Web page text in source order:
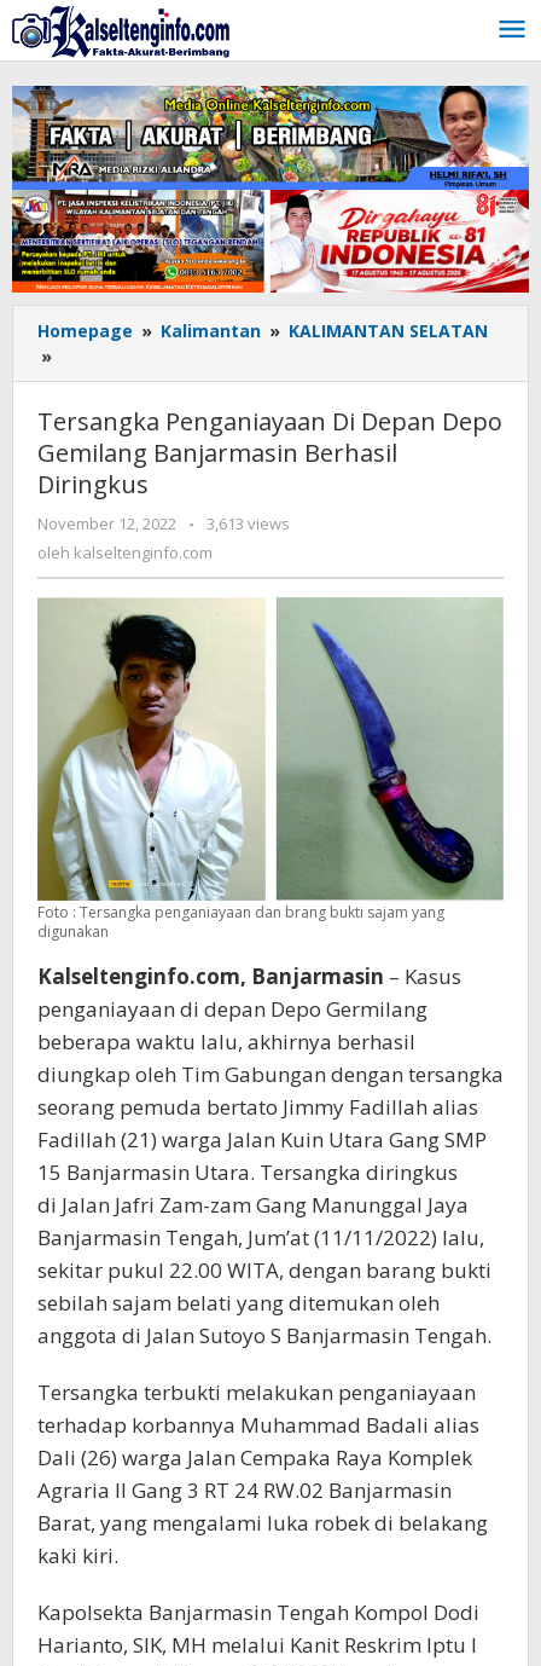
Lewati
ke
konten
Homepage » Kalimantan » KALIMANTAN SELATAN
»
Penganiayaan
Depan
Depo
Gemilang
Berhasil
Diringkus
Tersangka Penganiayaan Di Depan Depo
Gemilang Banjarmasin Berhasil
Diringkus
November 12, 2022
oleh
kalseltenginfo.com
-
3,613 views
oleh kalseltenginfo.com
Foto : Tersangka penganiayaan dan brang bukti sajam yang
digunakan
Kalseltenginfo.com, Banjarmasin – Kasus
penganiayaan di depan Depo Germilang
beberapa waktu lalu, akhirnya berhasil
diungkap oleh Tim Gabungan dengan tersangka
seorang pemuda bertato Jimmy Fadillah alias
Fadillah (21) warga Jalan Kuin Utara Gang SMP
15 Banjarmasin Utara. Tersangka diringkus
di Jalan Jafri Zam-zam Gang Manunggal Jaya
Banjarmasin Tengah, Jum’at (11/11/2022) lalu,
sekitar pukul 22.00 WITA, dengan barang bukti
sebilah sajam belati yang ditemukan oleh
anggota di Jalan Sutoyo S Banjarmasin Tengah.
Tersangka terbukti melakukan penganiayaan
terhadap korbannya Muhammad Badali alias
Dali (26) warga Jalan Cempaka Raya Komplek
Agraria II Gang 3 RT 24 RW.02 Banjarmasin
Barat, yang mengalami luka robek di belakang
kaki kiri.
Kapolsekta Banjarmasin Tengah Kompol Dodi
Harianto, SIK, MH melalui Kanit Reskrim Iptu I